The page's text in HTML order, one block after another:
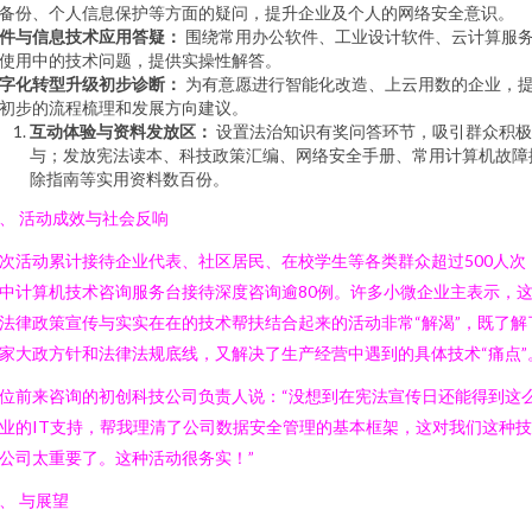
份、个人信息保护等方面的疑问，提升企业及个人的网络安全意识。
与信息技术应用答疑： 围绕常用办公软件、工业设计软件、云计算服
用中的技术问题，提供实操性解答。
化转型升级初步诊断： 为有意愿进行智能化改造、上云用数的企业，
步的流程梳理和发展方向建议。
互动体验与资料发放区： 设置法治知识有奖问答环节，吸引群众积
与；发放宪法读本、科技政策汇编、网络安全手册、常用计算机故障
除指南等实用资料数百份。
活动成效与社会反响
活动累计接待企业代表、社区居民、在校学生等各类群众超过500人次
计算机技术咨询服务台接待深度咨询逾80例。许多小微企业主表示，
律政策宣传与实实在在的技术帮扶结合起来的活动非常“解渴”，既了解
大政方针和法律法规底线，又解决了生产经营中遇到的具体技术“痛点”
前来咨询的初创科技公司负责人说：“没想到在宪法宣传日还能得到这
的IT支持，帮我理清了公司数据安全管理的基本框架，这对我们这种
司太重要了。这种活动很务实！”
与展望